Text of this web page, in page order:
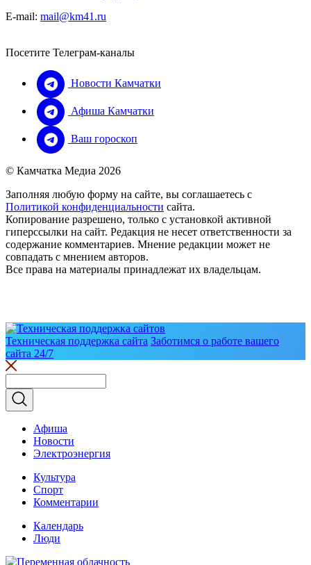
E-mail: mail@km41.ru
Посетите Телеграм-каналы
Новости Камчатки
Афиша Камчатки
Ваш гороскоп
© Камчатка Медиа 2026
Заполняя любую форму на сайте, вы соглашаетесь с
Политикой конфиденциальности сайта.
Копирование разрешено, только с установкой активной
гиперссылки на сайт. Редакция не несет ответственности за
содержание комментариев. Мнение редакции может не
совпадать с мнением авторов.
Все права на материалы принадлежат их владельцам.
Техническая поддержка сайта Заботимся о работе вашего
сайта 24/7
Афиша
Новости
Электроэнергия
Культура
Спорт
Комментарии
Календарь
Люди